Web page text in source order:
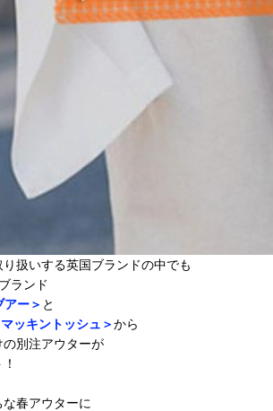
扱いする英国ブランドの中でも
ランド
ー＞ と
ッキントッシュ＞から
別注アウターが
春アウターに